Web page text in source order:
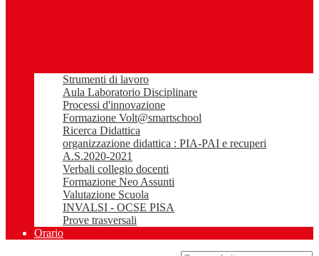
Strumenti di lavoro
Aula Laboratorio Disciplinare
Processi d'innovazione
Formazione Volt@smartschool
Ricerca Didattica
organizzazione didattica : PIA-PAI e recuperi
A.S.2020-2021
Verbali collegio docenti
Formazione Neo Assunti
Valutazione Scuola
INVALSI - OCSE PISA
Prove trasversali
Orario